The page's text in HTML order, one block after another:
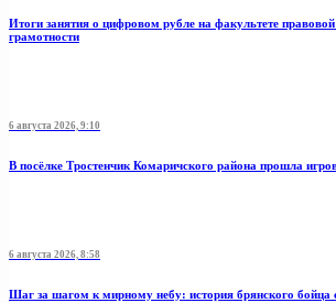
Итоги занятия о цифровом рубле на факультете
грамотности
6 августа 2026, 9:10
В посёлке Тростенчик Комаричского района прошла
6 августа 2026, 8:58
Шаг за шагом к мирному небу: история брянского